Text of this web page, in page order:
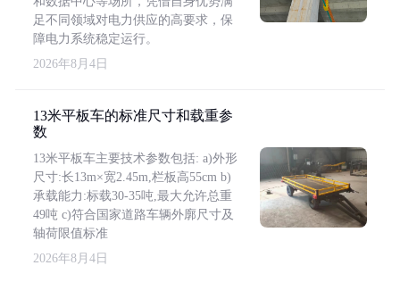
足不同领域对电力供应的高要求，保
障电力系统稳定运行。
2026年8月4日
13米平板车的标准尺寸和载重参
数
13米平板车主要技术参数包括: a)外形
尺寸:长13m×宽2.45m,栏板高55cm b)
承载能力:标载30-35吨,最大允许总重
49吨 c)符合国家道路车辆外廓尺寸及
轴荷限值标准
2026年8月4日